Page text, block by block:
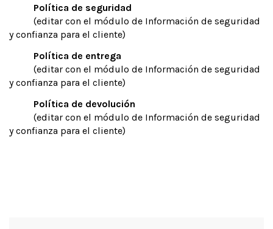
Política de seguridad
(editar con el módulo de Información de seguridad
y confianza para el cliente)
Política de entrega
(editar con el módulo de Información de seguridad
y confianza para el cliente)
Política de devolución
(editar con el módulo de Información de seguridad
y confianza para el cliente)